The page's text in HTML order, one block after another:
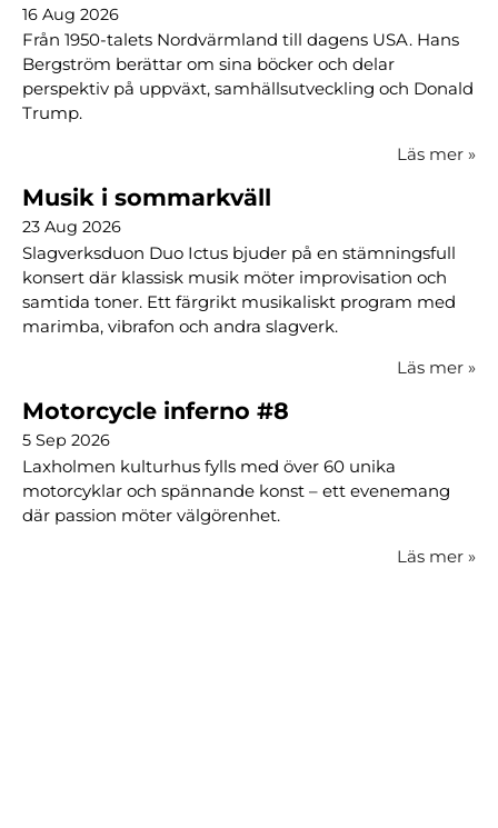
16 Aug 2026
Från 1950-talets Nordvärmland till dagens USA. Hans
Bergström berättar om sina böcker och delar
perspektiv på uppväxt, samhällsutveckling och Donald
Trump.
Läs mer »
Musik i sommarkväll
23 Aug 2026
Slagverksduon Duo Ictus bjuder på en stämningsfull
konsert där klassisk musik möter improvisation och
samtida toner. Ett färgrikt musikaliskt program med
marimba, vibrafon och andra slagverk.
Läs mer »
Motorcycle inferno #8
5 Sep 2026
Laxholmen kulturhus fylls med över 60 unika
motorcyklar och spännande konst – ett evenemang
där passion möter välgörenhet.
Läs mer »